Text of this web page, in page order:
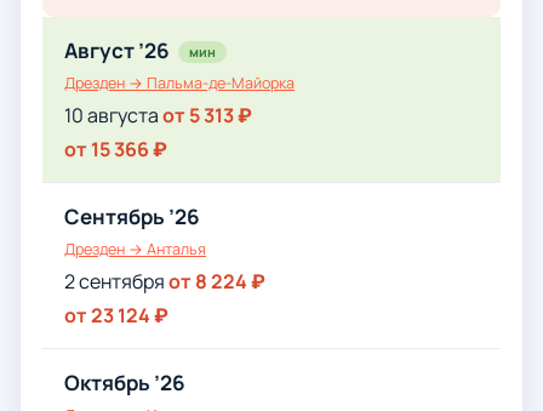
Август ’26 мин
Дрезден → Пальма-де-Майорка
10 августаот 5 313 ₽
от 15 366 ₽
Сентябрь ’26
Дрезден → Анталья
2 сентябряот 8 224 ₽
от 23 124 ₽
Октябрь ’26